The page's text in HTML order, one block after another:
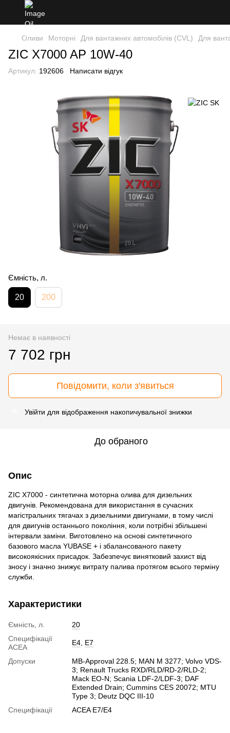
Оливи Моторні Для вантажних автомобілів (CVL) Для
ZIC X7000 AP 10W-40
Артикул: 192606 Написати відгук
Ємність, л.
20 200
Немає в наявності
7 702 грн
Повідомити, коли з'явиться
Увійти для відображення накопичувальної знижки
До обраного
Опис
ZIC X7000 - синтетична моторна олива для дизельних
двигунів. Рекомендована для використання в сучасних
магістральних тягачах з дизельними двигунами, в тому числі
для двигунів останнього покоління, коли потрібні збільшені
інтервали заміни. Виготовлено на основі синтетичного
базового масла YUBASE + і збалансованого пакету
високоякісних присадок. Забезпечує винятковий захист від
зносу і значно знижує витрату палива протягом всього терміну
служби.
Характеристики
Ємність, л.
20
Специфікації
ACEA
E4 E7
Допуски
MB-Approval 228.5; MAN M 3277; Volvo VDS-
3; Renault Trucks RXD/RLD/RD-2/RLD-2;
Mack EO-N; Scania LDF-2/LDF-3; DAF
Extended Drain; Cummins CES 20072; MTU
Type 3; Deutz DQC III-10
Специфікації
ACEA E7/E4